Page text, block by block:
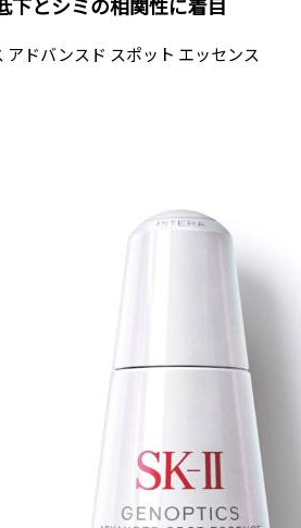
アドバンスド スポット エッセンス